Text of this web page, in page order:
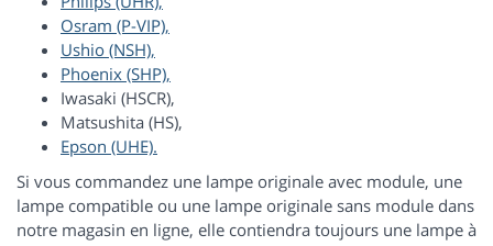
Osram (P-VIP),
Ushio (NSH),
Phoenix (SHP),
Iwasaki (HSCR),
Matsushita (HS),
Epson (UHE).
Si vous commandez une lampe originale avec module, une
lampe compatible ou une lampe originale sans module dans
notre magasin en ligne, elle contiendra toujours une lampe à